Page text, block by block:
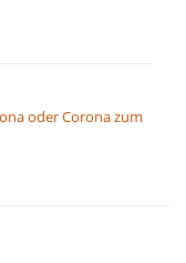
oder Corona zum